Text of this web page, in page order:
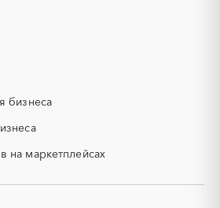
"АГЕНТСТВО ПО
(КОНТРАКТНАЯ СЛУЖБА)
бизнеса
на маркетплейсах